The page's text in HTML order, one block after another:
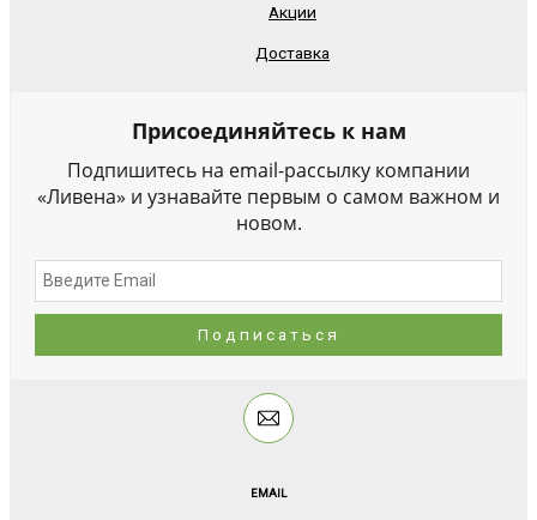
Акции
Доставка
Присоединяйтесь к нам
Подпишитесь на email-рассылку компании
«Ливена» и узнавайте первым о самом важном и
новом.
EMAIL